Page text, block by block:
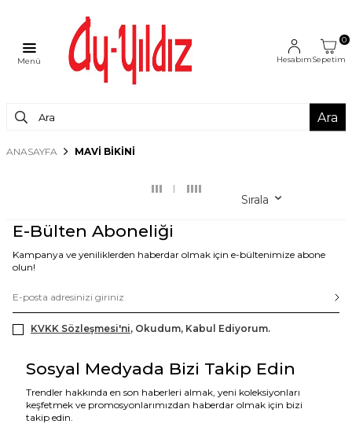
Menü Hesabım
0
Sepetim
Ara
ANASAYFA MAVI BIKINI
Sırala
E-Bülten Aboneliği
Kampanya ve yeniliklerden haberdar olmak için e-bültenimize abone
olun!
KVKK Sözleşmesi'ni, Okudum, Kabul Ediyorum.
Sosyal Medyada Bizi Takip Edin
Trendler hakkında en son haberleri almak, yeni koleksiyonları
keşfetmek ve promosyonlarımızdan haberdar olmak için bizi
takip edin.